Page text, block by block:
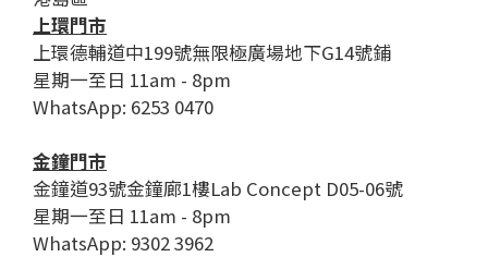
上環門市
上環德輔道中199號無限極廣場地下G14號鋪
星期一至日 11am - 8pm
WhatsApp: 6253 0470
金鐘門市
金鐘道93號金鐘廊1樓Lab Concept D05-06號
星期一至日 11am - 8pm
WhatsApp: 9302 3962